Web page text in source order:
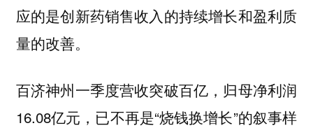
应的是创新药销售收入的持续增长和盈利质
量的改善。
百济神州一季度营收突破百亿，归母净利润
16.08亿元，已不再是“烧钱换增长”的叙事样